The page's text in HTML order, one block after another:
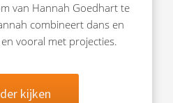
van Hannah Goedhart te
combineert dans en
vooral met projecties.
kijken